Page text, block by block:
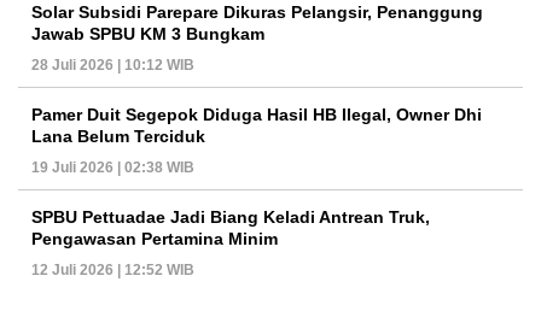
Solar Subsidi Parepare Dikuras Pelangsir, Penanggung
Jawab SPBU KM 3 Bungkam
28 Juli 2026 | 10:12 WIB
Pamer Duit Segepok Diduga Hasil HB Ilegal, Owner Dhi
Lana Belum Terciduk
19 Juli 2026 | 02:38 WIB
SPBU Pettuadae Jadi Biang Keladi Antrean Truk,
Pengawasan Pertamina Minim
12 Juli 2026 | 12:52 WIB